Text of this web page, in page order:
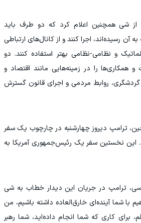
شی همچنین اعلام کرد که دو طرف باید
رسیده‌اند، اجرا کنند و از کانال‌های ارتباطی
و نظامی-نظامی بهتر استفاده کنند. دو
همکاری‌ها را در زمینه‌هایی مانند اقتصاد و
روابط مردمی و اجرای قانون گسترش
ترامپ دیروز چهارشنبه در چارچوب یک سفر
این نخستین سفر یک رئیس‌جمهوری آمریکا به
ترامپ در جریان این دیدار خطاب به شی
شما آینده‌ای خارق‌العاده داشته باشیم، من
برای کاری که شما انجام داده‌اید، شما رهبر